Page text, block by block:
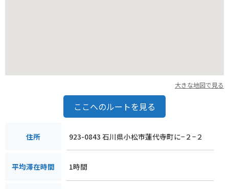
大きな地図で見る
ここへのルートを見る
住所 923-0843 石川県小松市蓮代寺町に−２−２
平均滞在時間 1時間